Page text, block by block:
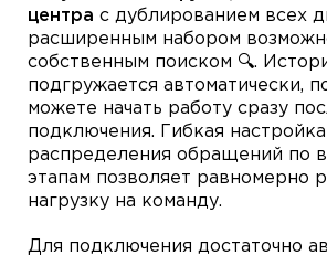
центра с дублированием всех
расширенным набором
собственным поиском 🔍.
подгружается автоматически,
можете начать работу сразу
подключения. Гибкая настройка
распределения обращений по
этапам позволяет равномерно
нагрузку на команду.
Для подключения достаточно